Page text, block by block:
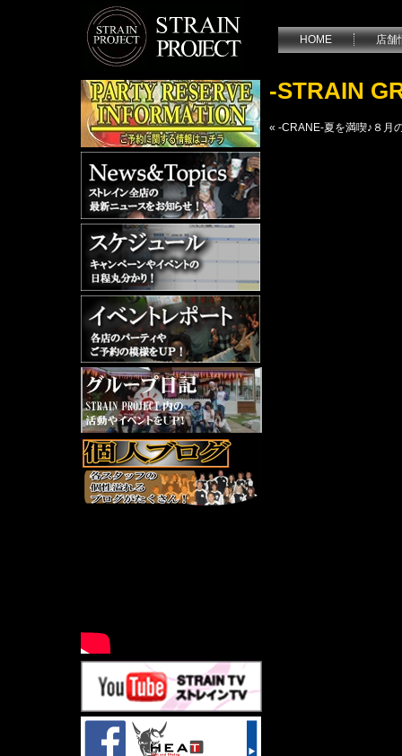
HOME 店舗
-STRAIN
« -CRANE-夏を満喫♪８月